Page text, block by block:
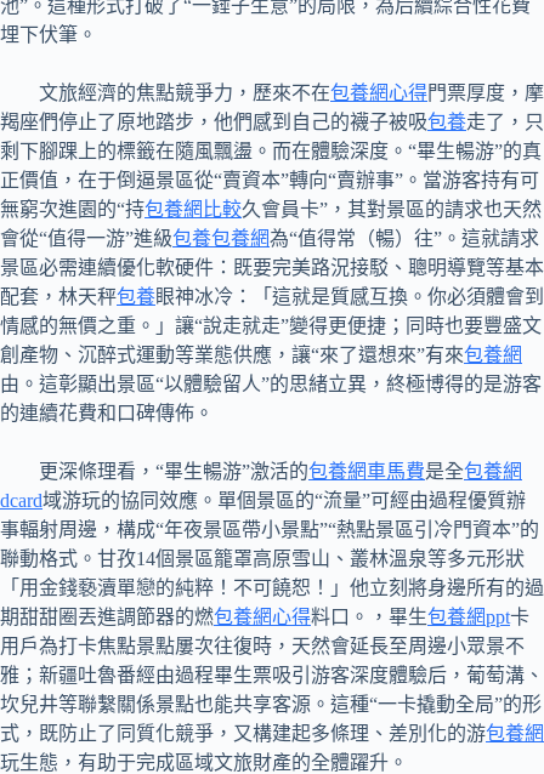
池”。這種形式打破了“一錘子生意”的局限，為后續綜合性花費
埋下伏筆。
文旅經濟的焦點競爭力，歷來不在包養網心得門票厚度，摩
羯座們停止了原地踏步，他們感到自己的襪子被吸包養走了，只
剩下腳踝上的標籤在隨風飄盪。而在體驗深度。“畢生暢游”的真
正價值，在于倒逼景區從“賣資本”轉向“賣辦事”。當游客持有可
無窮次進園的“持包養網比較久會員卡”，其對景區的請求也天然
會從“值得一游”進級包養包養網為“值得常（暢）往”。這就請求
景區必需連續優化軟硬件：既要完美路況接駁、聰明導覽等基本
配套，林天秤包養眼神冰冷：「這就是質感互換。你必須體會到
情感的無價之重。」讓“說走就走”變得更便捷；同時也要豐盛文
創產物、沉醉式運動等業態供應，讓“來了還想來”有來包養網
由。這彰顯出景區“以體驗留人”的思緒立異，終極博得的是游客
的連續花費和口碑傳佈。
更深條理看，“畢生暢游”激活的包養網車馬費是全包養網
dcard域游玩的協同效應。單個景區的“流量”可經由過程優質辦
事輻射周邊，構成“年夜景區帶小景點”“熱點景區引冷門資本”的
聯動格式。甘孜14個景區籠罩高原雪山、叢林溫泉等多元形狀
「用金錢褻瀆單戀的純粹！不可饒恕！」他立刻將身邊所有的過
期甜甜圈丟進調節器的燃包養網心得料口。，畢生包養網ppt卡
用戶為打卡焦點景點屢次往復時，天然會延長至周邊小眾景不
雅；新疆吐魯番經由過程畢生票吸引游客深度體驗后，葡萄溝、
坎兒井等聯繫關係景點也能共享客源。這種“一卡撬動全局”的形
式，既防止了同質化競爭，又構建起多條理、差別化的游包養網
玩生態，有助于完成區域文旅財產的全體躍升。